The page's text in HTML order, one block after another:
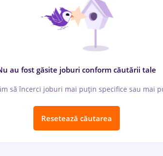
au fost găsite joburi conform căutării tale
să încerci joburi mai puțin specifice sau mai
Resetează căutarea